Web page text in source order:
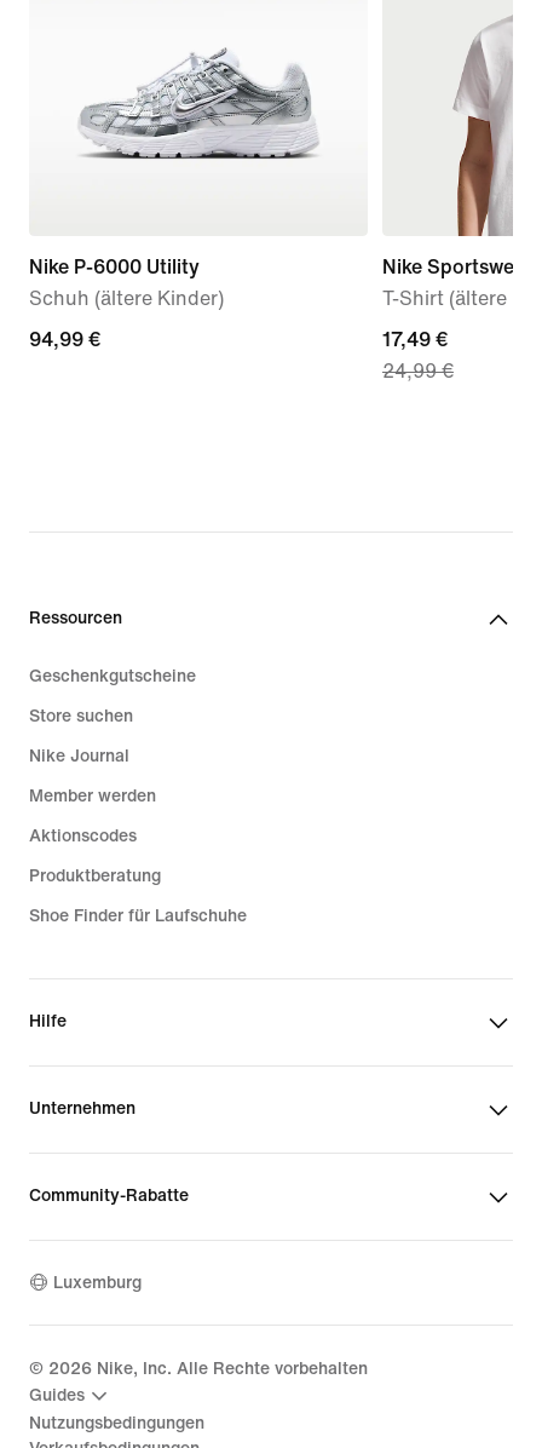
Nike P-6000 Utility
Schuh (ältere Kinder)
94,99 €
94,99 €
Nike Sportswear
T-Shirt (ältere
current
price
17,49 €
24,99 €
Ressourcen
Geschenkgutscheine
Store suchen
Nike Journal
Member werden
Aktionscodes
Produktberatung
Shoe Finder für Laufschuhe
Hilfe
Unternehmen
Community-Rabatte
Luxemburg
© 2026 Nike, Inc. Alle Rechte vorbehalten
Guides
Nutzungsbedingungen